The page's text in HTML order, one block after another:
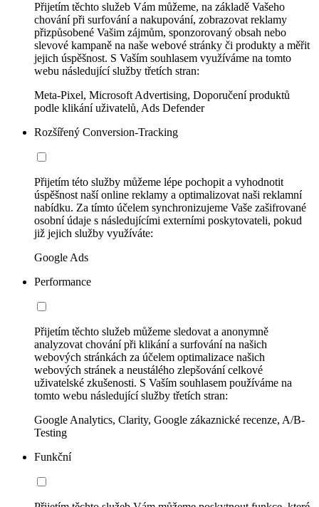
Přijetím těchto služeb Vám můžeme, na základě Vašeho
chování při surfování a nakupování, zobrazovat reklamy
přizpůsobené Vašim zájmům, sponzorovaný obsah nebo
slevové kampaně na naše webové stránky či produkty a měřit
jejich úspěšnost. S Vaším souhlasem využíváme na tomto
webu následující služby třetích stran:
Meta-Pixel, Microsoft Advertising, Doporučení produktů
podle klikání uživatelů, Ads Defender
Rozšířený Conversion-Tracking
Přijetím této služby můžeme lépe pochopit a vyhodnotit
úspěšnost naší online reklamy a optimalizovat naši reklamní
nabídku. Za tímto účelem synchronizujeme Vaše zašifrované
osobní údaje s následujícími externími poskytovateli, pokud
již jejich služby využíváte:
Google Ads
Performance
Přijetím těchto služeb můžeme sledovat a anonymně
analyzovat chování při klikání a surfování na našich
webových stránkách za účelem optimalizace našich
webových stránek a neustálého zlepšování celkové
uživatelské zkušenosti. S Vaším souhlasem používáme na
tomto webu následující služby třetích stran:
Google Analytics, Clarity, Google zákaznické recenze, A/B-
Testing
Funkční